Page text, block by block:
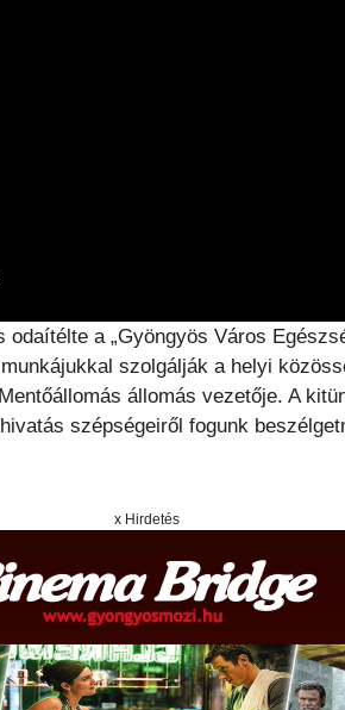
a „Gyöngyös Város
szolgálják a helyi
állomás vezetője. A
szépségeiről fogunk
x Hirdetés